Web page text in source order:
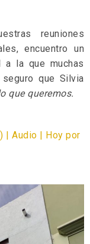
reuniones
encuentro un
a la que muchas
que Silvia
que queremos.
| Audio | Hoy por